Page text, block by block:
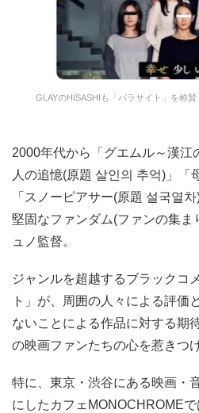
GLAYのHISASHIも「パラサイト」を称賛
2000年代から「グエムル～漢江
人の追憶(原題 살인의 추억)」「
「スノーピアサー(原題 설국열
堅固なファンダム(ファンの集ま
ュノ監督。
ジャンルを超越するブラックコ
ト」が、周囲の人々による評価
ないことによる作品に対する期
の映画ファンたちの心を惹きつ
特に、東京・渋谷にある映画・
にしたカフェMONOCHROME